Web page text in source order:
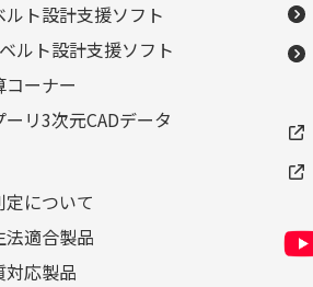
ト設計支援ソフト
ルト設計支援ソフト
ーナー
リ3次元CADデータ
について
法適合製品
対応製品